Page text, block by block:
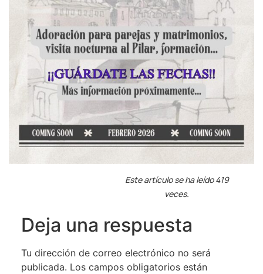
Este artículo se ha leído 419
veces.
Deja una respuesta
Tu dirección de correo electrónico no será
publicada. Los campos obligatorios están